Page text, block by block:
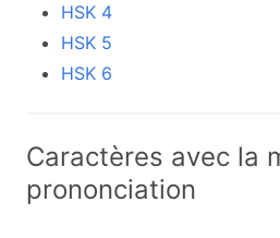
HSK 4
HSK 5
HSK 6
Caractères avec la
prononciation